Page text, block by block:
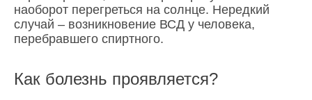
наоборот перегреться на солнце. Нередкий
случай – возникновение ВСД у человека,
перебравшего спиртного.
Как болезнь проявляется?